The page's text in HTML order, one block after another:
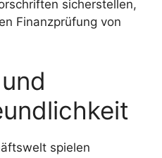
sicherstellen,
Finanzprüfung von
spielen